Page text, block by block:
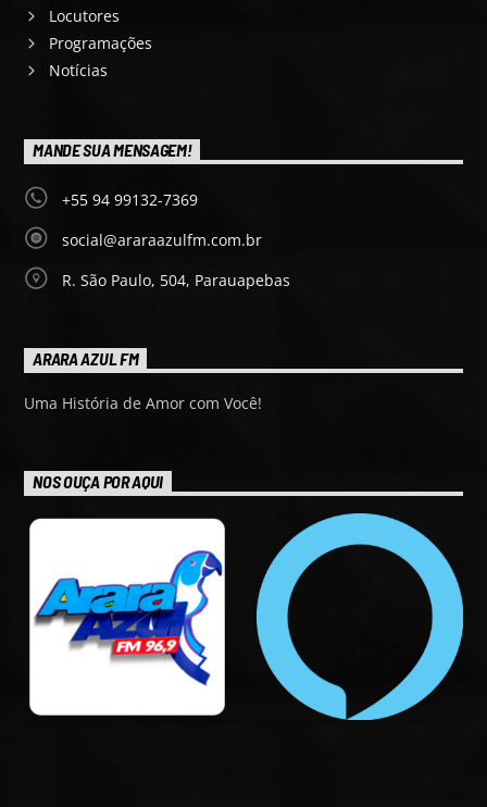
Locutores
Programações
Notícias
MANDE SUA MENSAGEM!
+55 94 99132-7369
social@araraazulfm.com.br
R. São Paulo, 504, Parauapebas
ARARA AZUL FM
Uma História de Amor com Você!
NOS OUÇA POR AQUI